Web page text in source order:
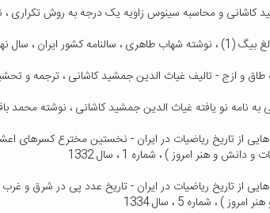
هایی از تاریخ ریاضیات در ایران - نخستین مخترع کسرهای
دانش و هنر امروز ) ، شماره 1 ، سال 1332
هایی از تاریخ ریاضیات در ایران - تاریخ عدد پی در شرق و
) ، شماره 5 ، سال 1334